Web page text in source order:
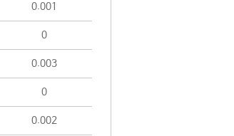
0.001
0
0.003
0
0.002